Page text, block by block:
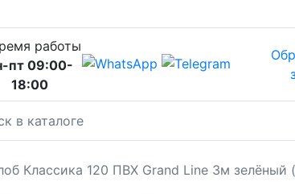
пт 09:00-
18:00
Классика 120 ПВХ Grand Line 3м зелёный